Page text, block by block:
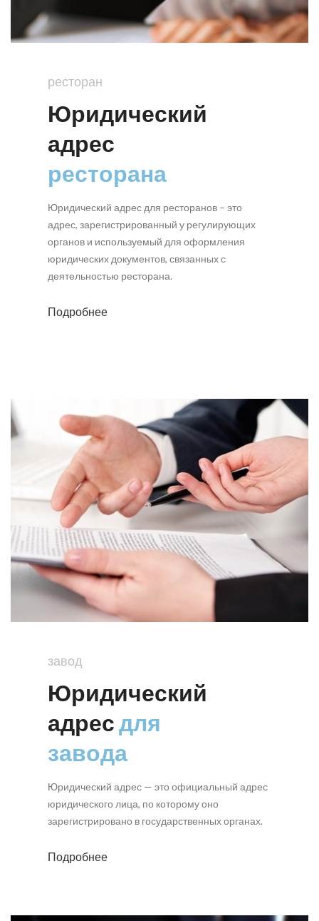
ресторан
Юридический
адрес
ресторана
Юридический адрес для ресторанов – это
адрес, зарегистрированный у регулирующих
органов и используемый для оформления
юридических документов, связанных с
деятельностью ресторана.
Подробнее
завод
Юридический
адресдля
завода
Юридический адрес — это официальный адрес
юридического лица, по которому оно
зарегистрировано в государственных органах.
Подробнее